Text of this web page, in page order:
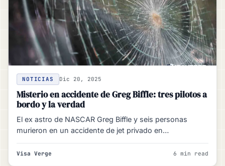
NOTICIAS Dic 20, 2025
Misterio en accidente de Greg Biffle: tres pilotos a
bordo y la verdad
El ex astro de NASCAR Greg Biffle y seis personas
murieron en un accidente de jet privado en…
Visa Verge 6 min read